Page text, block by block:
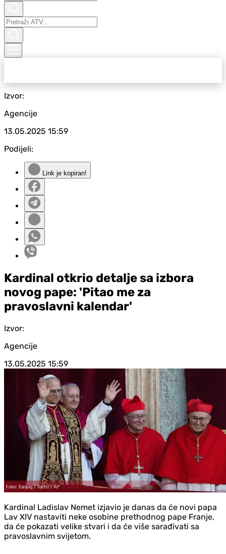
Izvor:
Agencije
13.05.2025 15:59
Podijeli:
Link je kopiran!
Kardinal otkrio detalje sa izbora
novog pape: 'Pitao me za
pravoslavni kalendar'
Izvor:
Agencije
13.05.2025 15:59
Kardinal Ladislav Nemet izjavio je danas da će novi papa
Lav XIV nastaviti neke osobine prethodnog pape Franje,
da će pokazati velike stvari i da će više sarađivati sa
pravoslavnim svijetom.